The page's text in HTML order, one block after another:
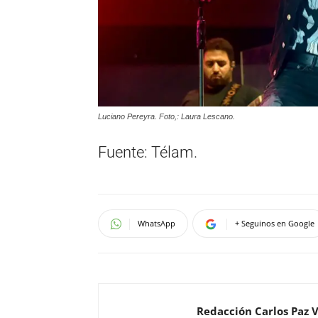
Luciano Pereyra. Foto,: Laura Lescano.
Fuente: Télam.
WhatsApp + Seguinos en Google
Redacción Carlos Paz